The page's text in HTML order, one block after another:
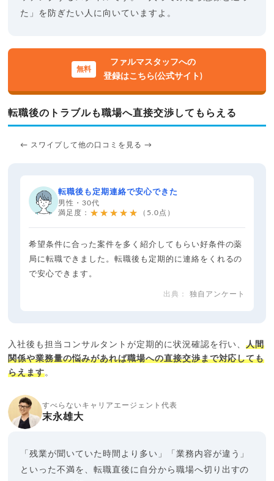
た」を防ぎたい人に向いていますよ。
ファルマスタッフへの
登録はこちら(公式サイト)
転職後のトラブルも職場へ直接交渉してもらえる
← スワイプして他の口コミを見る →
転職後も定期連絡で安心できた
男性・30代
満足度： ★★★★★ （5.0点）
希望条件に合った案件を多く紹介してもらい好条件の薬
局に転職できました。転職後も定期的に連絡をくれるの
で安心できます。
独自アンケート
入社後も担当コンサルタントが定期的に状況確認を行い、人間
関係や業務量の悩みがあれば職場への直接交渉まで対応しても
らえます。
すべらないキャリアエージェント代表
末永雄大
「残業が聞いていた時間より多い」「業務内容が違う」
といった不満を、転職直後に自分から職場へ切り出すの